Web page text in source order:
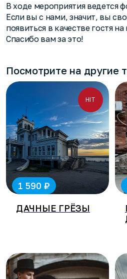
В ходе мероприятия ведется
Если вы с нами, значит, вы
появиться в качестве гостя
Спасибо вам за это!
Посмотрите на другие
HIT
ДАЧНЫЕ ГРЁЗЫ
1 590 ₽